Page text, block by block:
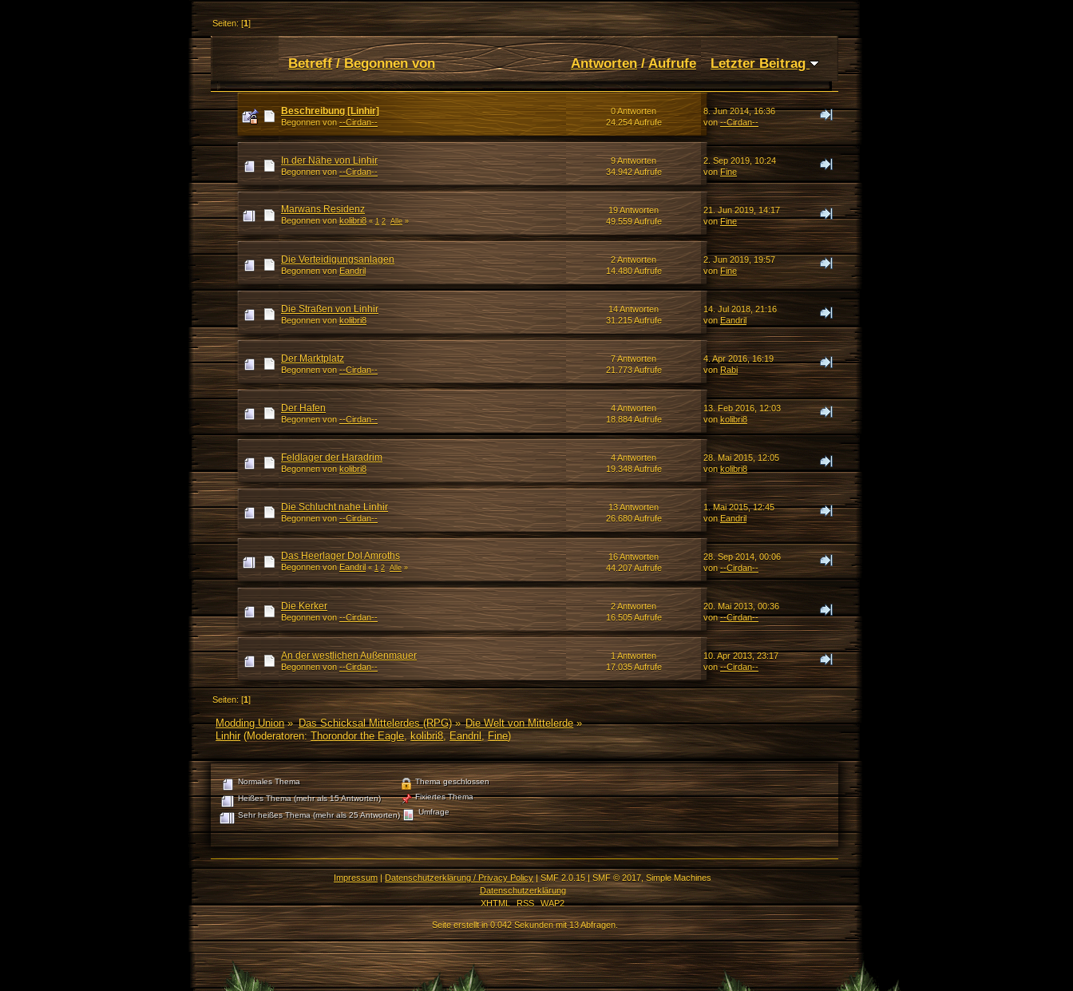
Seiten: [1]
Betreff/Begonnen von Antworten/Aufrufe Letzter Beitrag
Beschreibung [Linhir]
Begonnen von --Cirdan--
0 Antworten
24.254 Aufrufe
8. Jun 2014, 16:36
von--Cirdan--
In der Nähe von Linhir
Begonnen von --Cirdan--
9 Antworten
34.942 Aufrufe
2. Sep 2019, 10:24
von Fine
Marwans Residenz
Begonnen von kolibri8 «1 2 Alle»
19 Antworten
49.559 Aufrufe
21. Jun 2019, 14:17
vonFine
Die Verteidigungsanlagen
Begonnen von Eandril
2 Antworten
14.480 Aufrufe
2. Jun 2019, 19:57
vonFine
Die Straßen von Linhir
Begonnen von kolibri8
14 Antworten
31.215 Aufrufe
14. Jul 2018, 21:16
von Eandril
Der Marktplatz
Begonnen von --Cirdan--
7 Antworten
21.773 Aufrufe
4. Apr 2016, 16:19
vonRabi
Der Hafen
Begonnen von --Cirdan--
4 Antworten
18.884 Aufrufe
13. Feb 2016, 12:03
von kolibri8
Feldlager der Haradrim
Begonnen von kolibri8
4 Antworten
19.348 Aufrufe
28. Mai 2015, 12:05
vonkolibri8
Die Schlucht nahe Linhir
Begonnen von --Cirdan--
13 Antworten
26.680 Aufrufe
1. Mai 2015, 12:45
vonEandril
Das Heerlager Dol Amroths
Begonnen von Eandril «1 2 Alle»
16 Antworten
44.207 Aufrufe
28. Sep 2014, 00:06
von--Cirdan--
Die Kerker
Begonnen von --Cirdan--
2 Antworten
16.505 Aufrufe
20. Mai 2013, 00:36
von--Cirdan--
An der westlichen Außenmauer
Begonnen von --Cirdan--
1 Antworten
17.035 Aufrufe
10. Apr 2013, 23:17
von--Cirdan--
Seiten: [1]
Modding Union» Das Schicksal Mittelerdes (RPG)» Die Welt von Mittelerde»
Linhir(Moderatoren:Thorondor the Eagle,kolibri8, Eandril,Fine)
Normales Thema
Heißes Thema (mehr als 15 Antworten)
Sehr heißes Thema (mehr als 25 Antworten)
Thema geschlossen
Fixiertes Thema
Umfrage
Impressum |Datenschutzerklärung / Privacy Policy|SMF 2.0.15| SMF © 2017 Simple Machines
Datenschutzerklärung
XHTML
RSS WAP2
Seite erstellt in 0.042 Sekunden mit 13 Abfragen.